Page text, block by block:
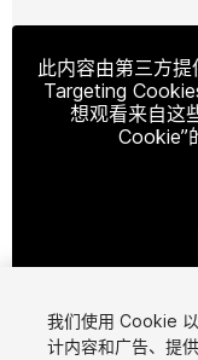
此内容由第三方
Targeting
想观看来自这
Cookie”
我们使用 Cookie
计内容和广告、提